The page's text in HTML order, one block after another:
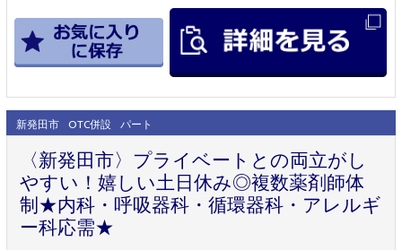
新発田市 OTC併設 パート
〈新発田市〉プライベートとの両立がし
やすい！嬉しい土日休み◎複数薬剤師体
制★内科・呼吸器科・循環器科・アレルギ
ー科応需★